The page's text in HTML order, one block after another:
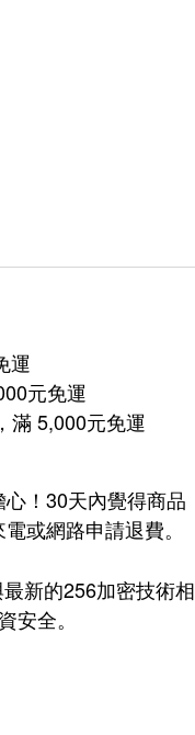
運
元免運
滿 5,000元免運
！30天內覺得商品
或網路申請退費。
新的256加密技術相
安全。